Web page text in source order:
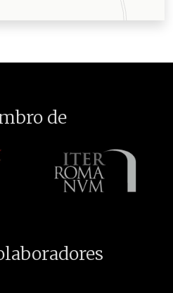
de